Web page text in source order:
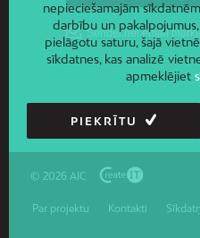
© 2026 AIC
Par projektu Kontakti
nepieciešamajām
darbību un
pielāgotu saturu, šajā
sīkdatnes, kas analizē
apmeklējiet
PIEKRĪTU